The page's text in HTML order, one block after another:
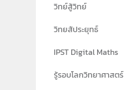
วิทย์สู้วิทย์
วิทยสัประยุทธ์
IPST Digital Maths
รู้รอบโลกวิทยาศาสตร์